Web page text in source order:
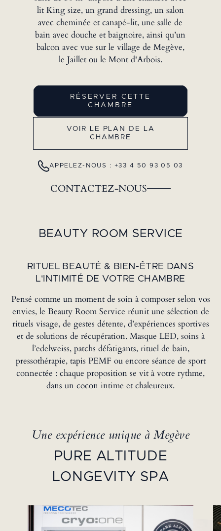
lit King size, un grand dressing, un salon
avec cheminée et canapé-lit, une salle de
bain avec douche et baignoire, ainsi qu’un
balcon avec vue sur le village de Megève,
le Jaillet ou le Mont d'Arbois.
RÉSERVER CETTE
CHAMBRE
VOIR LE PLAN DE LA
CHAMBRE
APPELEZ-NOUS : +33 4 50 93 05 03
CONTACTEZ-NOUS
BEAUTY ROOM SERVICE
RITUEL BEAUTÉ & BIEN-ÊTRE DANS
L'INTIMITÉ DE VOTRE CHAMBRE
Pensé comme un moment de soin à composer selon vos
envies, le Beauty Room Service réunit une sélection de
rituels visage, de gestes détente, d’expériences sportives
et de solutions de récupération. Masque LED, soins à
l’edelweiss, patchs défatigants, rituel de bain,
pressothérapie, tapis PEMF ou encore séance de sport
connectée : chaque proposition se vit à votre rythme,
dans un cocon intime et chaleureux.
Une expérience unique à Megève
PURE ALTITUDE
LONGEVITY SPA